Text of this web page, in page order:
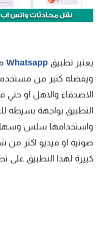
يعتبر تطبيق Whatsapp
ويفضله كثير من
الاصدقاء والاهل او حتي
التطبيق بواجهة بسيطه
واستخدامها سلس
صوتية او فيديو اكثر
كبيرة لهذا التطبيق على